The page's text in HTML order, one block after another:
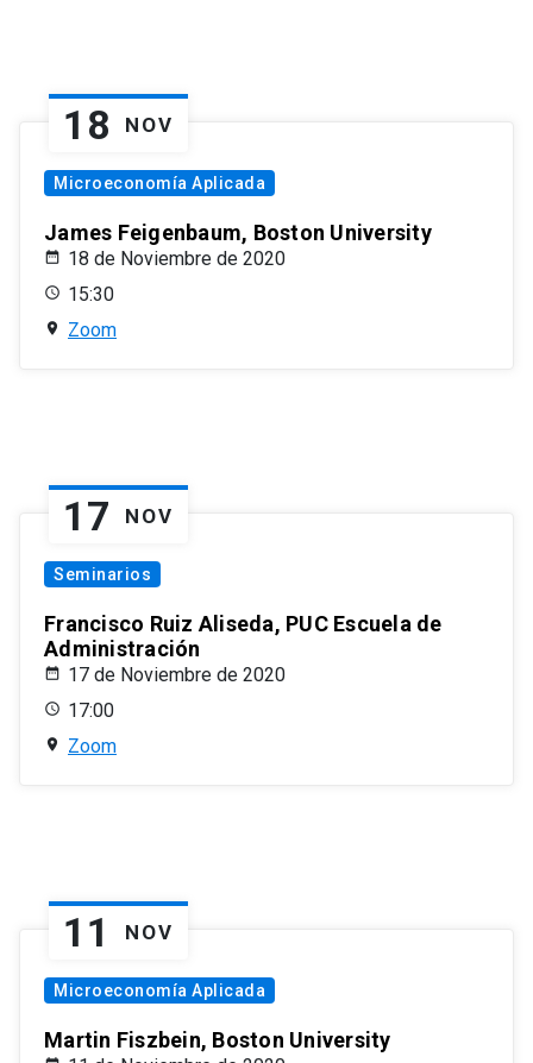
18 NOV
Microeconomía Aplicada
James Feigenbaum, Boston University
18 de Noviembre de 2020
15:30
Zoom
17 NOV
Seminarios
Francisco Ruiz Aliseda, PUC Escuela de
Administración
17 de Noviembre de 2020
17:00
Zoom
11 NOV
Microeconomía Aplicada
Martin Fiszbein, Boston University